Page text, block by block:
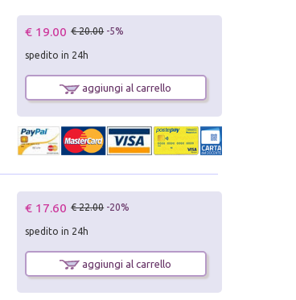
€ 19.00 € 20.00 -5%
spedito in 24h
aggiungi al carrello
€ 17.60 € 22.00 -20%
spedito in 24h
aggiungi al carrello